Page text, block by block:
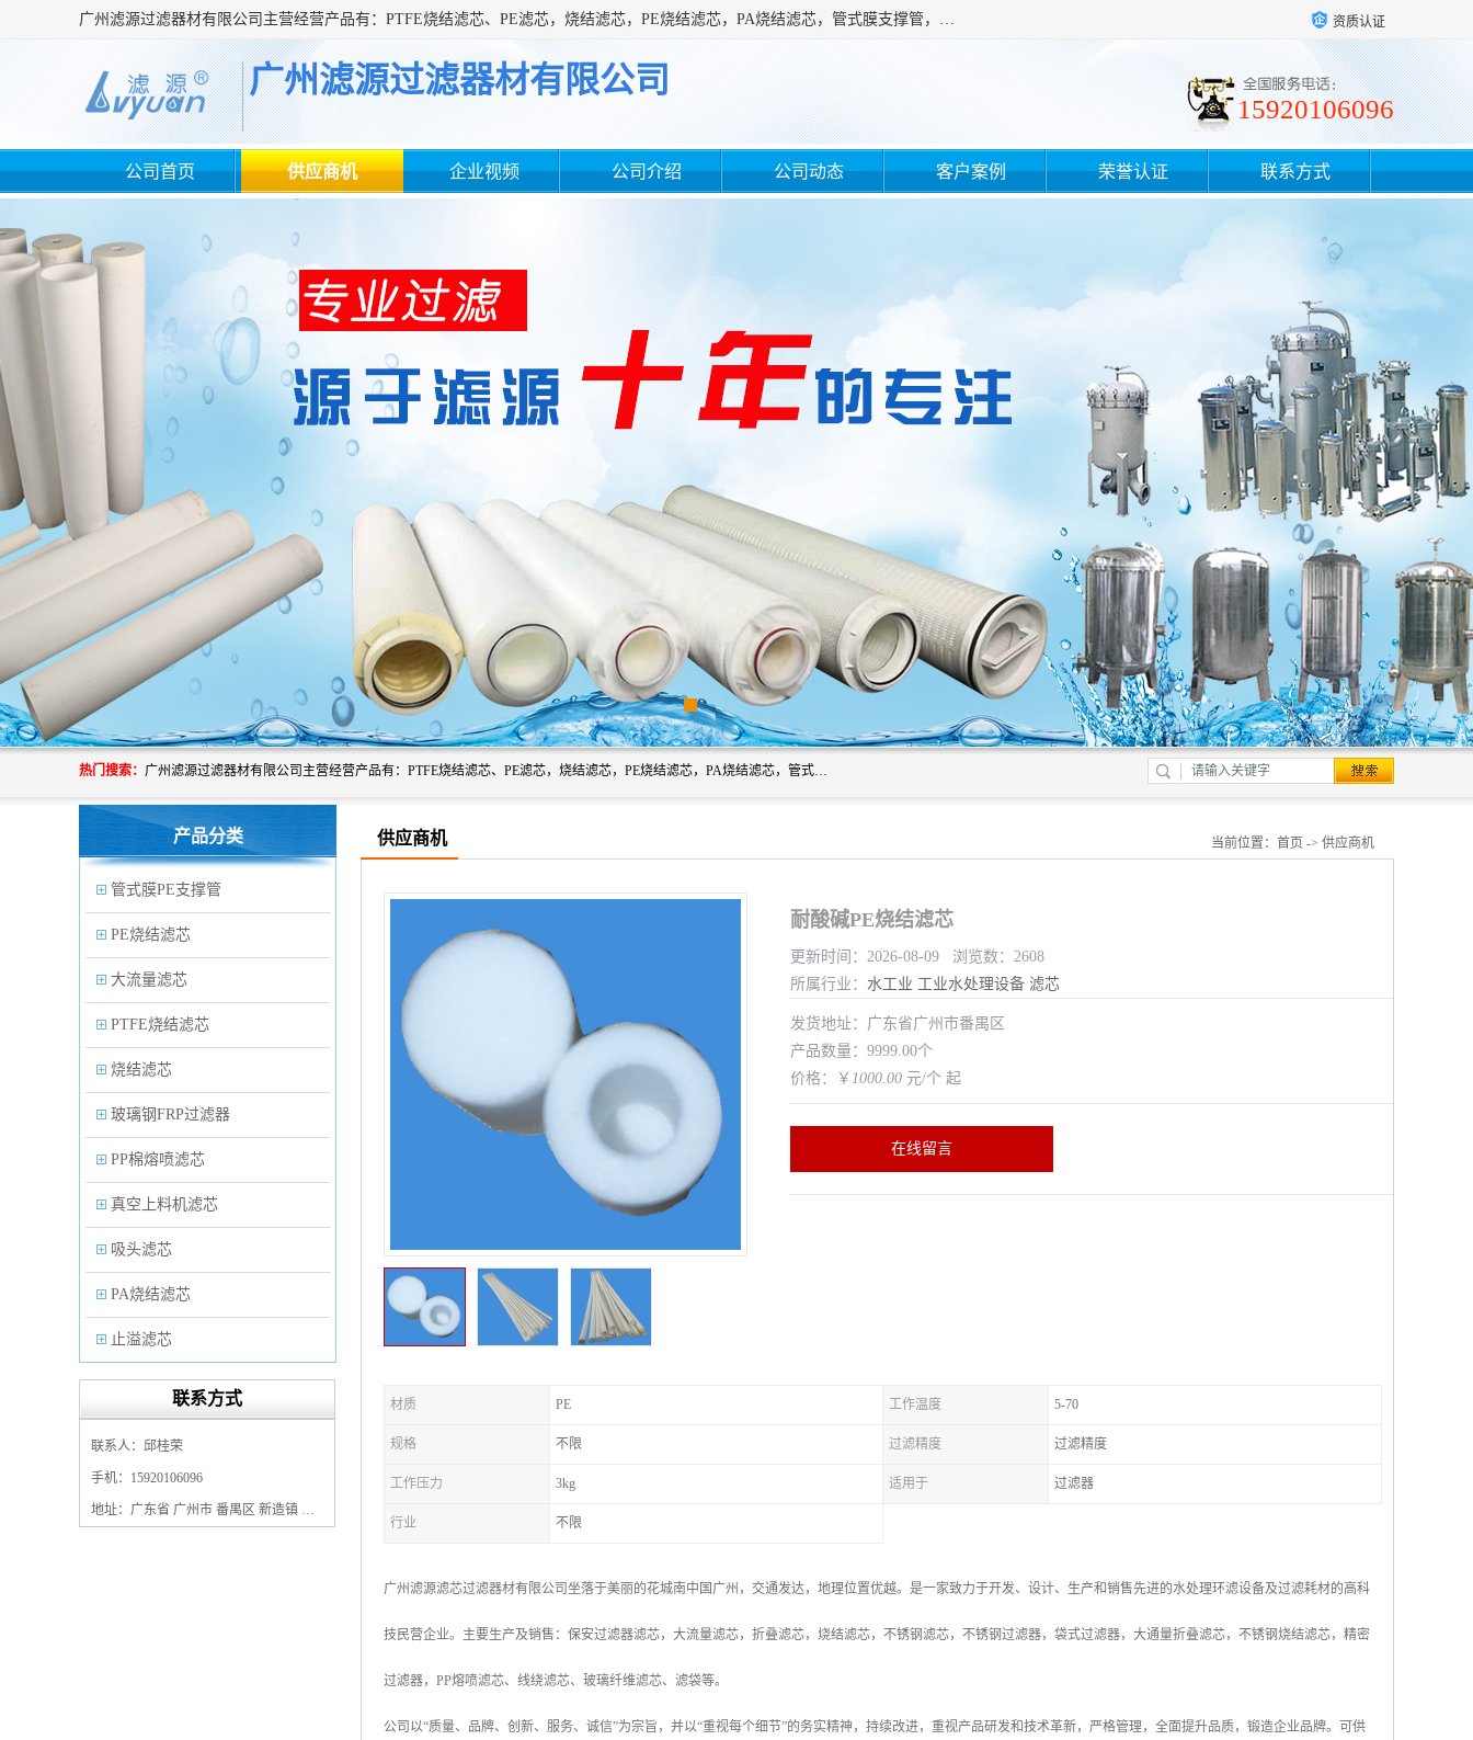
广州滤源过滤器材有限公司主营经营产品有：PTFE烧结滤芯、PE滤芯，烧结滤芯，PE烧结滤芯，PA烧结滤芯，管式膜支撑管，真空上料机滤芯，粉末烧结滤芯，止溢滤芯，吸头滤芯，湿化瓶滤芯、不锈钢烧结滤芯等。公司现拥有一批精干的管理人员和一支高素质的技术队伍，舒适优雅的办公环境和拥有全新现代化标准厂房。 资质认证
广州滤源过滤器材有限公司
15920106096
公司首页 供应商机 企业视频 公司介绍 公司动态 客户案例 荣誉认证 联系方式
热门搜索： 广州滤源过滤器材有限公司主营经营产品有：PTFE烧结滤芯、PE滤芯，烧结滤芯，PE烧结滤芯，PA烧结滤芯，管式膜支撑管，真空上料机滤芯，粉末烧结滤芯，止溢滤芯，吸头滤芯，湿化瓶滤芯、不锈钢烧结滤芯等。公司现拥有一批精干的管理人员和一支高素质的技术队伍，舒适优雅的办公环境和拥有全新现代化标准厂房。
产品分类
管式膜PE支撑管
PE烧结滤芯
大流量滤芯
PTFE烧结滤芯
烧结滤芯
玻璃钢FRP过滤器
PP棉熔喷滤芯
真空上料机滤芯
吸头滤芯
PA烧结滤芯
止溢滤芯
PP塑料过滤器
保安过滤器滤芯
联系方式
联系人：邱桂荣
手机：15920106096
地址：广东省 广州市 番禺区 新造镇 新造镇石角咀街4号三楼之一
供应商机 当前位置： 首页 -> 供应商机
耐酸碱PE烧结滤芯
更新时间：2026-08-09 浏览数：2608
所属行业： 水工业 工业水处理设备 滤芯
发货地址：广东省广州市番禺区
产品数量：9999.00个
价格：￥ 1000.00 元/个 起
在线留言
材质 PE 工作温度 5-70
规格 不限 过滤精度 过滤精度
工作压力 3kg 适用于 过滤器
行业 不限
广州滤源滤芯过滤器材有限公司坐落于美丽的花城南中国广州，交通发达，地理位置优越。是一家致力于开发、设计、生产和销售先进的水处理环滤设备及过滤耗材的高科
技民营企业。主要生产及销售：保安过滤器滤芯，大流量滤芯，折叠滤芯，烧结滤芯，不锈钢滤芯，不锈钢过滤器，袋式过滤器，大通量折叠滤芯，不锈钢烧结滤芯，精密
过滤器，PP熔喷滤芯、线绕滤芯、玻璃纤维滤芯、滤袋等。
公司以“质量、品牌、创新、服务、诚信”为宗旨，并以“重视每个细节”的务实精神，持续改进，重视产品研发和技术革新，严格管理，全面提升品质，锻造企业品牌。可供